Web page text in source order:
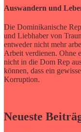
Auswandern und
Die Dominikanische
und Liebhaber von
entweder nicht mehr
Arbeit verdienen. Ohne
nicht in die Dom Rep
können, dass ein
Korruption.
Neueste